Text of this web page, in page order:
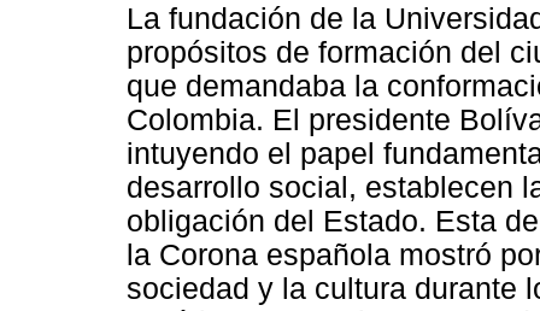
La fundación de la
propósitos de formación del
que demandaba la
Colombia. El presidente
intuyendo el papel
desarrollo social, establecen
obligación del Estado. Esta
la Corona española mostró
sociedad y la cultura durante